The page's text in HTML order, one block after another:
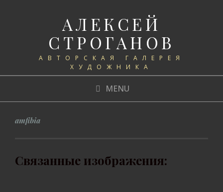
АЛЕКСЕЙ
СТРОГАНОВ
АВТОРСКАЯ ГАЛЕРЕЯ
ХУДОЖНИКА
MENU
amfibia
Связанные изображения: